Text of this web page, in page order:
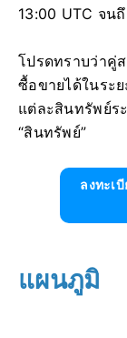
13:00 UTC จน
โปรดทราบว่าคู่
ซื้อขายได้ในระ
แต่ละสินทรัพย์ร
“สินทรัพย์”
ลงทะเ
แผนภูมิ